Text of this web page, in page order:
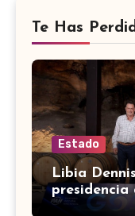
Te Has
Estado
Libia
presidencia
de